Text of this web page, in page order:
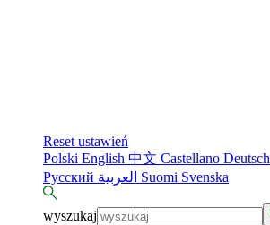
Reset ustawień
Polski English 中文 Castellano Deutsch
Русский
Suomi Svenska
wyszukaj